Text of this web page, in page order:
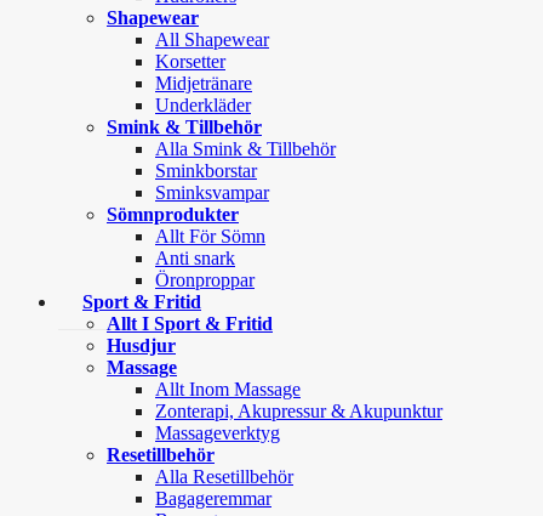
Shapewear
All Shapewear
Korsetter
Midjetränare
Underkläder
Smink & Tillbehör
Alla Smink & Tillbehör
Sminkborstar
Sminksvampar
Sömnprodukter
Allt För Sömn
Anti snark
Öronproppar
Sport & Fritid
Allt I Sport & Fritid
Husdjur
Massage
Allt Inom Massage
Zonterapi, Akupressur & Akupunktur
Massageverktyg
Resetillbehör
Alla Resetillbehör
Bagageremmar